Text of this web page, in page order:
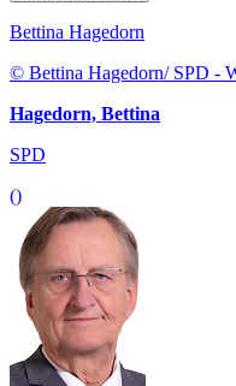
Bettina Hagedorn
© Bettina Hagedorn/ SPD -
Hagedorn, Bettina
SPD
()